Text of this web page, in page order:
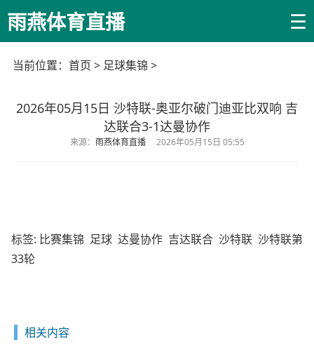
雨燕体育直播 ☰
当前位置： 首页 > 足球集锦 >
2026年05月15日 沙特联-奥亚尔破门迪亚比双响 吉
达联合3-1达曼协作
来源： 雨燕体育直播 2026年05月15日 05:55
标签: 比赛集锦 足球 达曼协作 吉达联合 沙特联 沙特联第
33轮
相关内容